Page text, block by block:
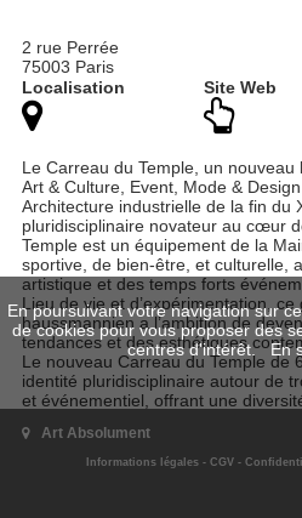
2 rue Perrée
75003 Paris
Localisation
Site Web
Le Carreau du Temple, un
Art & Culture, Event, Mode &
Architecture industrielle de la fin du
pluridisciplinaire novateur au cœur
Temple est un équipement de la
sportive, de bien-être, et culturelle,
artistique et des temps forts
Lieu de vie et d’expérimentation,
haussmannien a l’ambition de
tendances et des esthétiques
Le nouveau Carreau du Temple de
identité pluridisciplinaire autour de
et événementiel, offrant une
mutations multiples depuis le
marchands de tissus, le Carreau du
Art Absolument
Informations légales - CGV -
En poursuivant votre navigation sur
de cookies pour vous proposer des
centres d'intérêt.En